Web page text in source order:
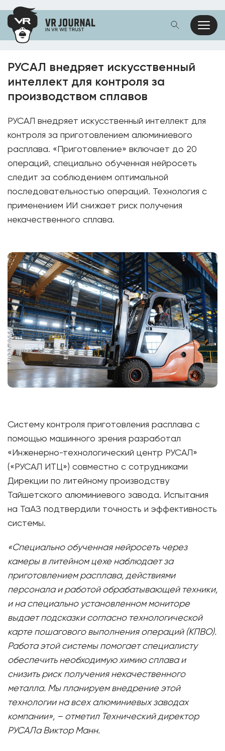
РУСАЛ внедряет искусственный
интеллект для контроля за
производством сплавов
РУСАЛ внедряет искусственный интеллект для
контроля за приготовлением алюминиевого
расплава. «Приготовление» включает до 20
операций, специально обученная нейросеть
следит за соблюдением оптимальной
последовательностью операций. Технология с
применением ИИ снижает риск получения
некачественного сплава.
Систему контроля приготовления расплава с
помощью машинного зрения разработал
«Инженерно-технологический центр РУСАЛ»
(«РУСАЛ ИТЦ») совместно с сотрудниками
Дирекции по литейному производству
Тайшетского алюминиевого завода. Испытания
на ТаАЗ подтвердили точность и эффективность
системы.
«Специально обученная нейросеть через
камеры в литейном цехе наблюдает за
приготовлением расплава, действиями
персонала и работой обрабатывающей техники,
и на специально установленном мониторе
выдает подсказки согласно технологической
карте пошагового выполнения операций (КПВО).
Работа этой системы помогает специалисту
обеспечить необходимую химию сплава и
снизить риск получения некачественного
металла. Мы планируем внедрение этой
технологии на всех алюминиевых заводах
компании», – отметил Технический директор
РУСАЛа Виктор Манн.